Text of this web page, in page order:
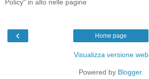
Policy" in alto nelle pagine
‹ Home page
Visualizza versione web
Powered by Blogger.